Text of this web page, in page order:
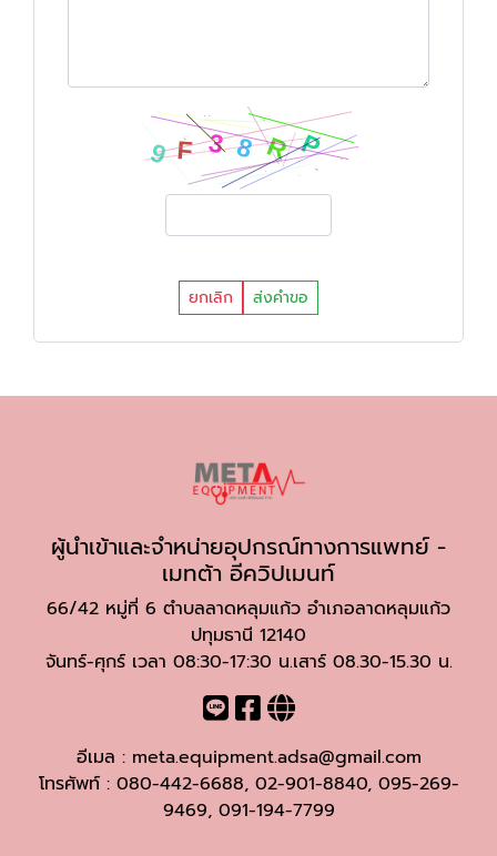
ยกเลิก ส่งคำขอ
ผู้นำเข้าและจำหน่ายอุปกรณ์ทางการแพทย์ -
เมทต้า อีควิปเมนท์
66/42 หมู่ที่ 6 ตำบลลาดหลุมแก้ว อำเภอลาดหลุมแก้ว
ปทุมธานี 12140
จันทร์-ศุกร์ เวลา 08:30-17:30 น.เสาร์ 08.30-15.30 น.
อีเมล : meta.equipment.adsa@gmail.com
โทรศัพท์ : 080-442-6688, 02-901-8840, 095-269-
9469, 091-194-7799